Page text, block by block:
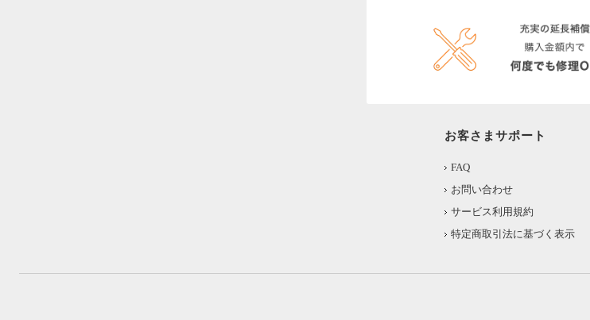
お客さまサポート
FAQ
お問い合わせ
サービス利用規約
特定商取引法に基づく表示